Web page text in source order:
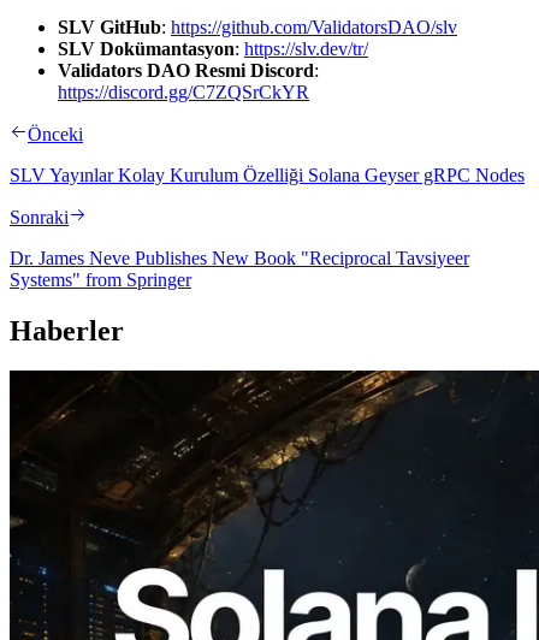
SLV GitHub: https://github.com/ValidatorsDAO/slv
SLV Dokümantasyon: https://slv.dev/tr/
Validators DAO Resmi Discord:
https://discord.gg/C7ZQSrCkYR
Önceki
SLV Yayınlar Kolay Kurulum Özelliği Solana Geyser gRPC Nodes
Sonraki
Dr. James Neve Publishes New Book "Reciprocal Tavsiyeer
Systems" from Springer
Haberler